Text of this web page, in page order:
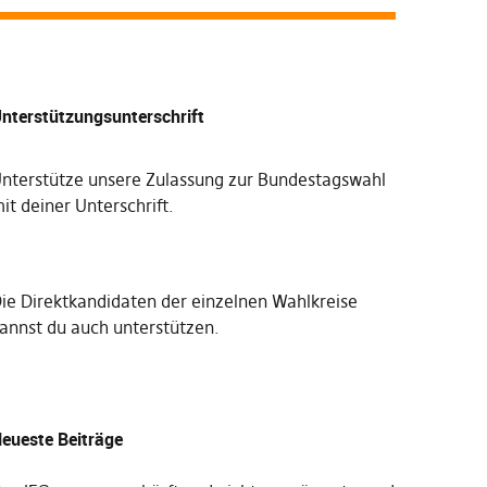
unsere Zulassung zur Bundestagswahl
deiner Unterschrift.
Direktkandidaten der einzelnen Wahlkreise
du auch unterstützen.
Beiträge